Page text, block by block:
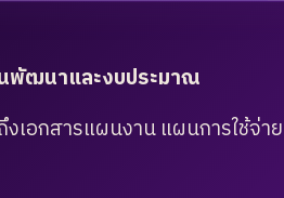
พัฒนาและงบประมาณ
งเอกสารแผนงาน แผนการใช้